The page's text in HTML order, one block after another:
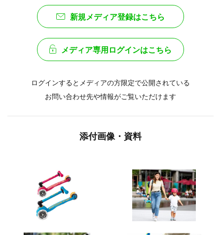
新規メディア登録はこちら
メディア専用ログインはこちら
ログインするとメディアの方限定で公開されている
お問い合わせ先や情報がご覧いただけます
添付画像・資料